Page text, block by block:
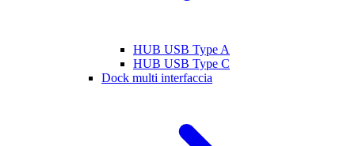
HUB USB Type A
HUB USB Type C
Dock multi interfaccia